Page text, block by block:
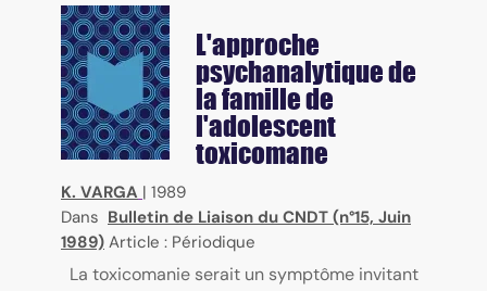
L'approche
psychanalytique de
la famille de
l'adolescent
toxicomane
K. VARGA | 1989
Dans Bulletin de Liaison du CNDT (n°15, Juin
1989) Article : Périodique
La toxicomanie serait un symptôme invitant